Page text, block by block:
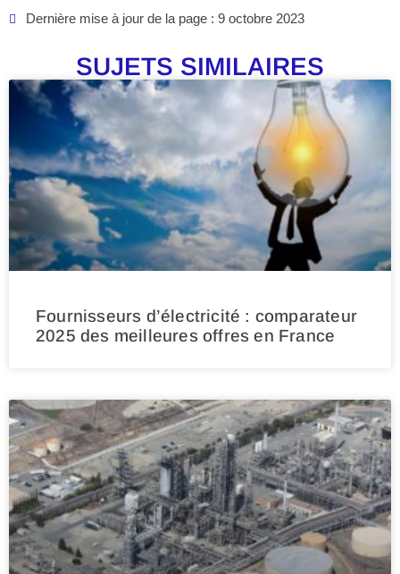
Dernière mise à jour de la page : 9 octobre 2023
SUJETS SIMILAIRES
Fournisseurs d’électricité : comparateur
2025 des meilleures offres en France